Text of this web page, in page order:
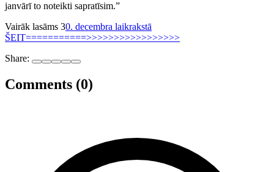
janvārī to noteikti sapratīsim.”
Vairāk lasāms 30. decembra laikrakstā
ŠEIT===========>>>>>>>>>>>>>>>>>
Share:
Comments (0)